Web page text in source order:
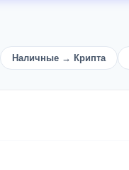
Наличные → Крипта